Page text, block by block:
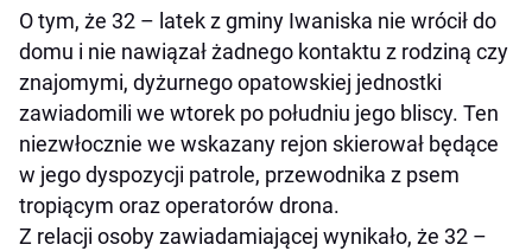
O tym, że 32 – latek z gminy Iwaniska nie wrócił do
domu i nie nawiązał żadnego kontaktu z rodziną czy
znajomymi, dyżurnego opatowskiej jednostki
zawiadomili we wtorek po południu jego bliscy. Ten
niezwłocznie we wskazany rejon skierował będące
w jego dyspozycji patrole, przewodnika z psem
tropiącym oraz operatorów drona.
Z relacji osoby zawiadamiającej wynikało, że 32 –